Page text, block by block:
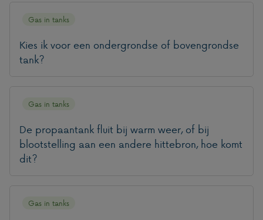
Kies ik voor een ondergrondse of bovengrondse
tank?
Gas in tanks
De propaantank fluit bij warm weer, of bij
blootstelling aan een andere hittebron, hoe komt
dit?
Gas in tanks
Gas in tanks